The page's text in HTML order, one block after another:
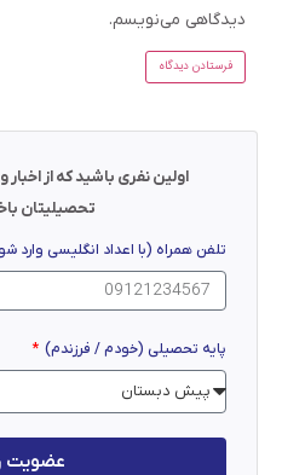
دیدگاهی می‌نویسم.
اولین نفری باشید که از اخبار
تحصیلیتان
تلفن همراه (با اعداد انگلیسی وارد
پایه تحصیلی (خودم / فرزندم)
عضویت